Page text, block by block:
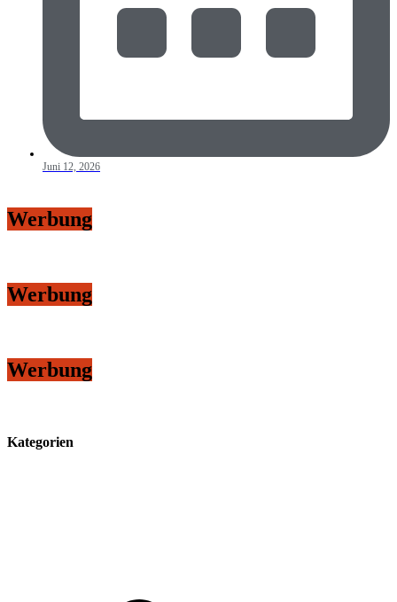
Juni 12, 2026
Werbung
Werbung
Werbung
Kategorien